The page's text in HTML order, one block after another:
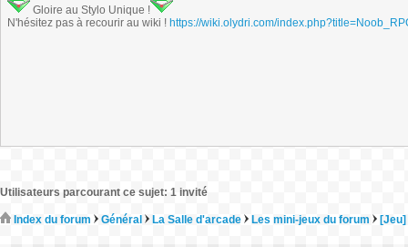
Gloire au Stylo Unique !
N'hésitez pas à recourir au wiki ! https://wiki.olydri.com/
Utilisateurs parcourant ce sujet: 1 invité
Index du forum Général La Salle d'arcade Les mini-jeux du forum